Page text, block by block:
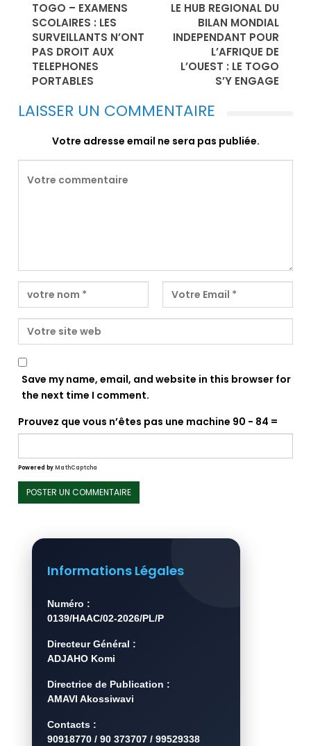
TOGO – EXAMENS
SCOLAIRES : LES
SURVEILLANTS N’ONT
PAS DROIT AUX
TELEPHONES
PORTABLES
LE HUB REGIONAL DU
BILAN MONDIAL
INDEPENDANT POUR
L’AFRIQUE DE
L’OUEST : LE TOGO
S’Y ENGAGE
LAISSER UN COMMENTAIRE
Votre adresse email ne sera pas publiée.
Save my name, email, and website in this browser for
the next time I comment.
Prouvez que vous n’êtes pas une machine 90 − 84 =
Powered byMathCaptcha
Informations Légales
Numéro :
0139/HAAC/02-2026/PL/P
Directeur Général :
ADJAHO Komi
Directrice de Publication :
AMAVI Akossiwavi
Contacts :
90918770 / 90 373707 / 99529338